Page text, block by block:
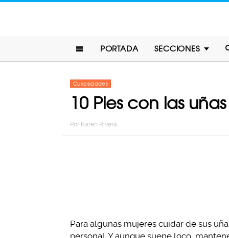
PORTADA SECCIONES
Curiosidades
10 Pies con las
Por Karen Rivera
Para algunas mujeres cuidar de sus
personal. Y aunque suene loco,